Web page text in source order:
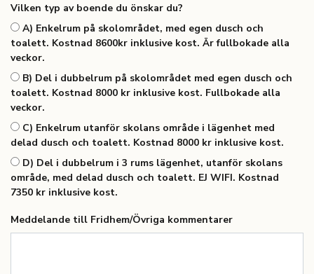
Vilken typ av boende du önskar du?
toalett. Kostnad 8600kr inklusive kost. Är fullbokade alla
veckor.
toalett. Kostnad 8000 kr inklusive kost. Fullbokade alla
veckor.
delad dusch och toalett. Kostnad 8000 kr inklusive kost.
område, med delad dusch och toalett. EJ WIFI. Kostnad
7350 kr inklusive kost.
Meddelande till Fridhem/Övriga kommentarer